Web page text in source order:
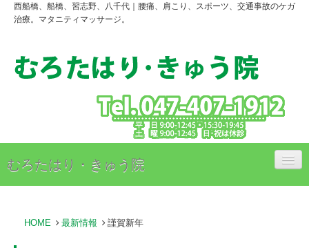
西船橋、船橋、習志野、八千代｜腰痛、肩こり、スポーツ、交通事故のケガ
治療。マタニティマッサージ。
むろたはり・きゅう院
治療料金のご案内
HOME 最新情報 謹賀新年